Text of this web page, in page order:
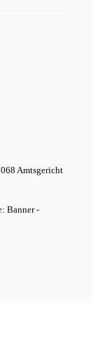
Amtsgericht
Banner -